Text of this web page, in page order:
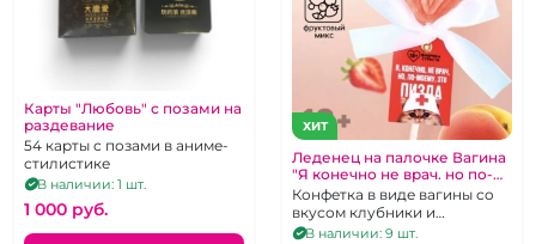
Карты "Любовь" с позами на
раздевание
54 карты с позами в аниме-
стилистике
В наличии: 1 шт.
1 000 pуб.
ХИТ
Леденец на палочке Вагина
"Я конечно не врач. но по-
моему это пизда"
Конфетка в виде вагины со
вкусом клубники и
абрикоса.
В наличии: 9 шт.